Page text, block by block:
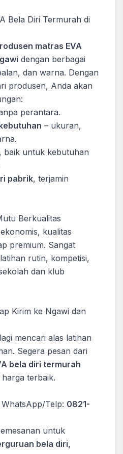
Bela Diri Termurah di
matras EVA
dengan berbagai
dan warna. Dengan
produsen, Anda akan
perantara.
– ukuran,
, baik untuk kebutuhan
pabrik, terjamin
Berkualitas
kualitas
premium. Sangat
rutin, kompetisi,
dan klub
Kirim ke Ngawi dan
mencari alas latihan
Segera pesan dari
bela diri termurah
terbaik.
Telp: 0821-
untuk
bela diri,